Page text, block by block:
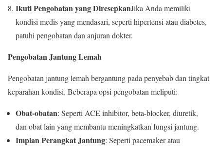
Ikuti Pengobatan yang DiresepkanJika Anda memiliki
kondisi medis yang mendasari, seperti hipertensi atau diabetes,
patuhi pengobatan dan anjuran dokter.
Pengobatan Jantung Lemah
Pengobatan jantung lemah bergantung pada penyebab dan tingkat
keparahan kondisi. Beberapa opsi pengobatan meliputi:
Obat-obatan: Seperti ACE inhibitor, beta-blocker, diuretik,
dan obat lain yang membantu meningkatkan fungsi jantung.
Implan Perangkat Jantung: Seperti pacemaker atau